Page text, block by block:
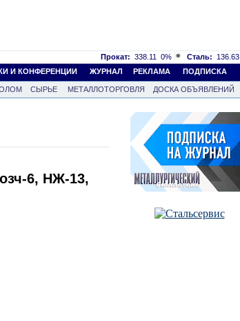
Прокат: 338.11 0% Сталь: 136.63
И КОНФЕРЕНЦИИ ЖУРНАЛ РЕКЛАМА ПОДПИСКА
СЫРЬЕ МЕТАЛЛОТОРГОВЛЯ
ДОСКА ОБЪЯВЛЕНИЙ
6, НЖ-13,